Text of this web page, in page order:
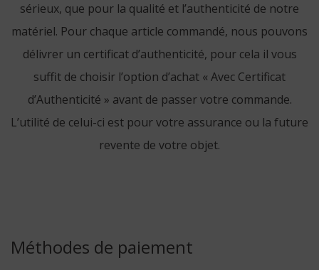
sérieux, que pour la qualité et l’authenticité de notre
matériel. Pour chaque article commandé, nous pouvons
délivrer un certificat d’authenticité, pour cela il vous
suffit de choisir l’option d’achat « Avec Certificat
d’Authenticité » avant de passer votre commande.
L’utilité de celui-ci est pour votre assurance ou la future
revente de votre objet.
Méthodes de paiement